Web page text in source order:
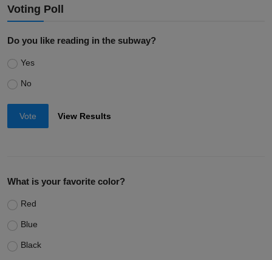
Voting Poll
Do you like reading in the subway?
Yes
No
Vote View Results
What is your favorite color?
Red
Blue
Black